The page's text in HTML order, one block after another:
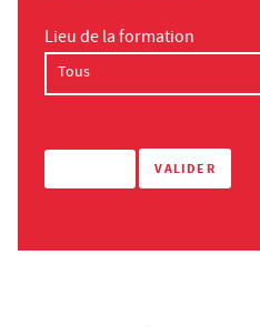
Lieu de la formation